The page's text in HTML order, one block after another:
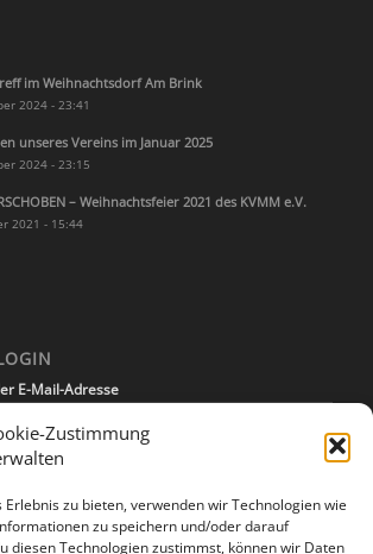
Zustimmung
zu bieten, verwenden wir Technologien wie
zu speichern und/oder darauf
diesen Technologien zustimmst, können wir Daten
im Weihnachtsdorf Am Brink
2024 - 23:41
unseres Vereins im Januar 2025
2024 - 23:15
– Weihnachtsfeier 2021 des KVMM e.V.
2021 - 15:44
E-Mail-Adresse